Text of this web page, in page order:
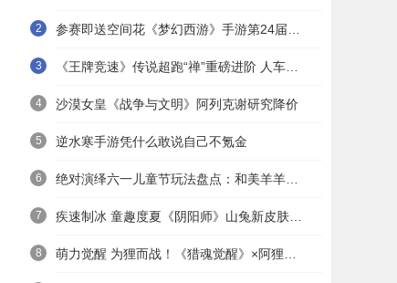
2
3
4 沙漠女皇《战争与文明》阿列克谢研究降价
5 逆水寒手游凭什么敢说自己不氪金
6
7
8